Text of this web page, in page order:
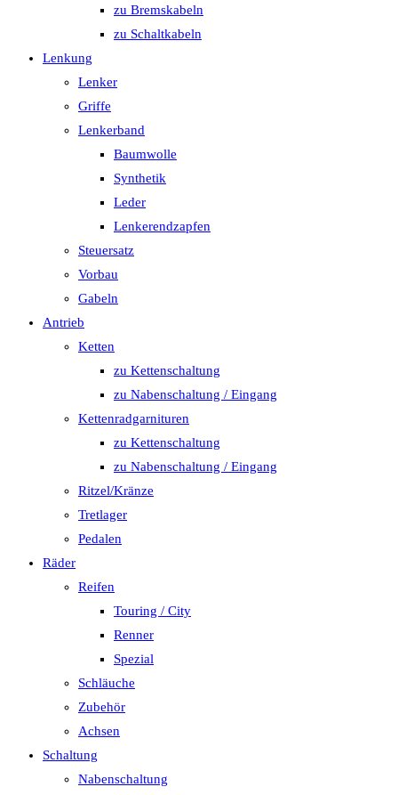
zu Bremskabeln
zu Schaltkabeln
Lenkung
Lenker
Griffe
Lenkerband
Baumwolle
Synthetik
Leder
Lenkerendzapfen
Steuersatz
Vorbau
Gabeln
Antrieb
Ketten
zu Kettenschaltung
zu Nabenschaltung / Eingang
Kettenradgarnituren
zu Kettenschaltung
zu Nabenschaltung / Eingang
Ritzel/Kränze
Tretlager
Pedalen
Räder
Reifen
Touring / City
Renner
Spezial
Schläuche
Zubehör
Achsen
Schaltung
Nabenschaltung